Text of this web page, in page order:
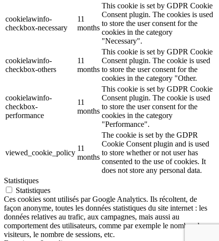
cookielawinfo-
checkbox-necessary
11
months
This cookie is set by GDPR Cookie
Consent plugin. The cookies is used
to store the user consent for the
cookies in the category
"Necessary".
cookielawinfo-
checkbox-others
11
months
This cookie is set by GDPR Cookie
Consent plugin. The cookie is used
to store the user consent for the
cookies in the category "Other.
cookielawinfo-
checkbox-
performance
11
months
This cookie is set by GDPR Cookie
Consent plugin. The cookie is used
to store the user consent for the
cookies in the category
"Performance".
viewed_cookie_policy
11
months
The cookie is set by the GDPR
Cookie Consent plugin and is used
to store whether or not user has
consented to the use of cookies. It
does not store any personal data.
Statistiques
Statistiques
Ces cookies sont utilisés par Google Analytics. Ils récoltent, de
façon anonyme, toutes les données statistiques du site internet : les
données relatives au trafic, aux campagnes, mais aussi au
comportement des utilisateurs, comme par exemple le nombre de
visiteurs, le nombre de sessions, etc.